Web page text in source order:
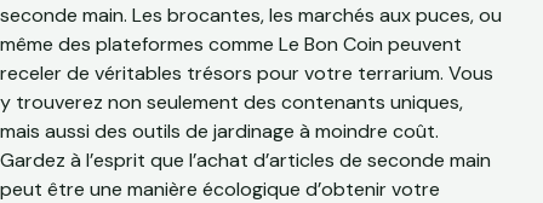
seconde main. Les brocantes, les marchés aux puces, ou
même des plateformes comme Le Bon Coin peuvent
receler de véritables trésors pour votre terrarium. Vous
y trouverez non seulement des contenants uniques,
mais aussi des outils de jardinage à moindre coût.
Gardez à l’esprit que l’achat d’articles de seconde main
peut être une manière écologique d’obtenir votre